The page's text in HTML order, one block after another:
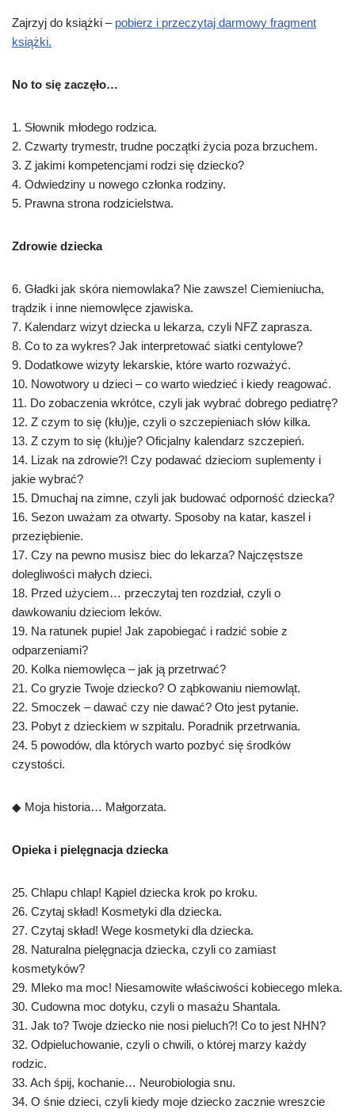
Zajrzyj do książki – pobierz i przeczytaj darmowy fragment
książki.
No to się zaczęło…
1. Słownik młodego rodzica.
2. Czwarty trymestr, trudne początki życia poza brzuchem.
3. Z jakimi kompetencjami rodzi się dziecko?
4. Odwiedziny u nowego członka rodziny.
5. Prawna strona rodzicielstwa.
Zdrowie dziecka
6. Gładki jak skóra niemowlaka? Nie zawsze! Ciemieniucha,
trądzik i inne niemowlęce zjawiska.
7. Kalendarz wizyt dziecka u lekarza, czyli NFZ zaprasza.
8. Co to za wykres? Jak interpretować siatki centylowe?
9. Dodatkowe wizyty lekarskie, które warto rozważyć.
10. Nowotwory u dzieci – co warto wiedzieć i kiedy reagować.
11. Do zobaczenia wkrótce, czyli jak wybrać dobrego pediatrę?
12. Z czym to się (kłu)je, czyli o szczepieniach słów kilka.
13. Z czym to się (kłu)je? Oficjalny kalendarz szczepień.
14. Lizak na zdrowie?! Czy podawać dzieciom suplementy i
jakie wybrać?
15. Dmuchaj na zimne, czyli jak budować odporność dziecka?
16. Sezon uważam za otwarty. Sposoby na katar, kaszel i
przeziębienie.
17. Czy na pewno musisz biec do lekarza? Najczęstsze
dolegliwości małych dzieci.
18. Przed użyciem… przeczytaj ten rozdział, czyli o
dawkowaniu dzieciom leków.
19. Na ratunek pupie! Jak zapobiegać i radzić sobie z
odparzeniami?
20. Kolka niemowlęca – jak ją przetrwać?
21. Co gryzie Twoje dziecko? O ząbkowaniu niemowląt.
22. Smoczek – dawać czy nie dawać? Oto jest pytanie.
23. Pobyt z dzieckiem w szpitalu. Poradnik przetrwania.
24. 5 powodów, dla których warto pozbyć się środków
czystości.
◆ Moja historia… Małgorzata.
Opieka i pielęgnacja dziecka
25. Chlapu chlap! Kąpiel dziecka krok po kroku.
26. Czytaj skład! Kosmetyki dla dziecka.
27. Czytaj skład! Wege kosmetyki dla dziecka.
28. Naturalna pielęgnacja dziecka, czyli co zamiast
kosmetyków?
29. Mleko ma moc! Niesamowite właściwości kobiecego mleka.
30. Cudowna moc dotyku, czyli o masażu Shantala.
31. Jak to? Twoje dziecko nie nosi pieluch?! Co to jest NHN?
32. Odpieluchowanie, czyli o chwili, o której marzy każdy
rodzic.
33. Ach śpij, kochanie… Neurobiologia snu.
34. O śnie dzieci, czyli kiedy moje dziecko zacznie wreszcie